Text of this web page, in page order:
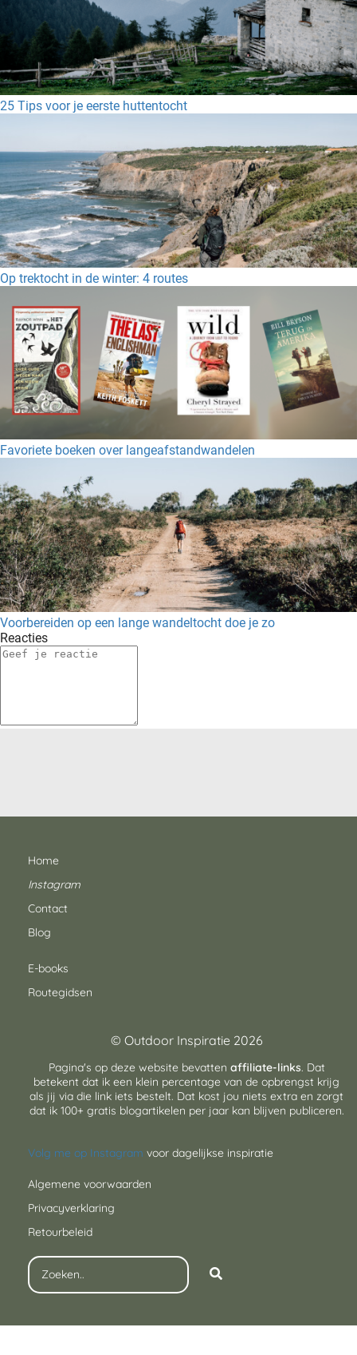
25 Tips voor je eerste huttentocht
Op trektocht in de winter: 4 routes
Favoriete boeken over langeafstandwandelen
Voorbereiden op een lange wandeltocht doe je zo
Reacties
Home
Instagram
Contact
Blog
E-books
Routegidsen
© Outdoor Inspiratie 2026
Pagina's op deze website bevatten affiliate-links. Dat
betekent dat ik een klein percentage van de opbrengst krijg
als jij via die link iets bestelt. Dat kost jou niets extra en zorgt
dat ik 100+ gratis blogartikelen per jaar kan blijven publiceren.
Volg me op Instagram voor dagelijkse inspiratie
Algemene voorwaarden
Privacyverklaring
Retourbeleid